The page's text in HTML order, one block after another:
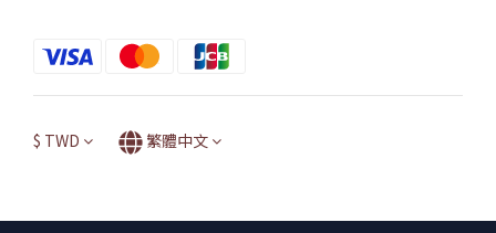
$ TWD 繁體中文